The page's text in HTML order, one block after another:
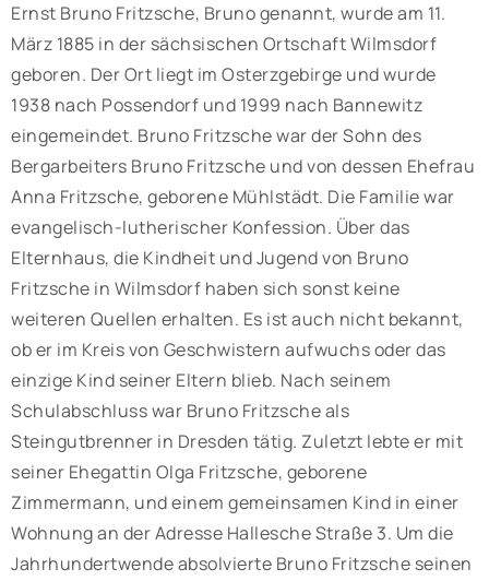
Ernst Bruno Fritzsche, Bruno genannt, wurde am 11.
März 1885 in der sächsischen Ortschaft Wilmsdorf
geboren. Der Ort liegt im Osterzgebirge und wurde
1938 nach Possendorf und 1999 nach Bannewitz
eingemeindet. Bruno Fritzsche war der Sohn des
Bergarbeiters Bruno Fritzsche und von dessen Ehefrau
Anna Fritzsche, geborene Mühlstädt. Die Familie war
evangelisch-lutherischer Konfession. Über das
Elternhaus, die Kindheit und Jugend von Bruno
Fritzsche in Wilmsdorf haben sich sonst keine
weiteren Quellen erhalten. Es ist auch nicht bekannt,
ob er im Kreis von Geschwistern aufwuchs oder das
einzige Kind seiner Eltern blieb. Nach seinem
Schulabschluss war Bruno Fritzsche als
Steingutbrenner in Dresden tätig. Zuletzt lebte er mit
seiner Ehegattin Olga Fritzsche, geborene
Zimmermann, und einem gemeinsamen Kind in einer
Wohnung an der Adresse Hallesche Straße 3. Um die
Jahrhundertwende absolvierte Bruno Fritzsche seinen